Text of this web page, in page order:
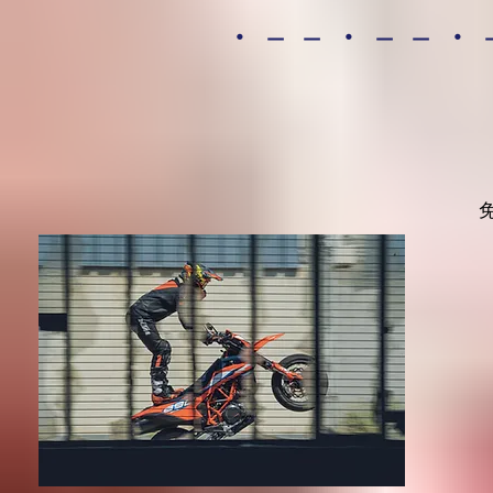
・－－・－－